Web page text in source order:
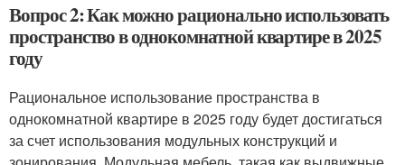
Вопрос 2: Как можно рационально использовать
пространство в однокомнатной квартире в 2025
году
Рациональное использование пространства в
однокомнатной квартире в 2025 году будет достигаться
за счет использования модульных конструкций и